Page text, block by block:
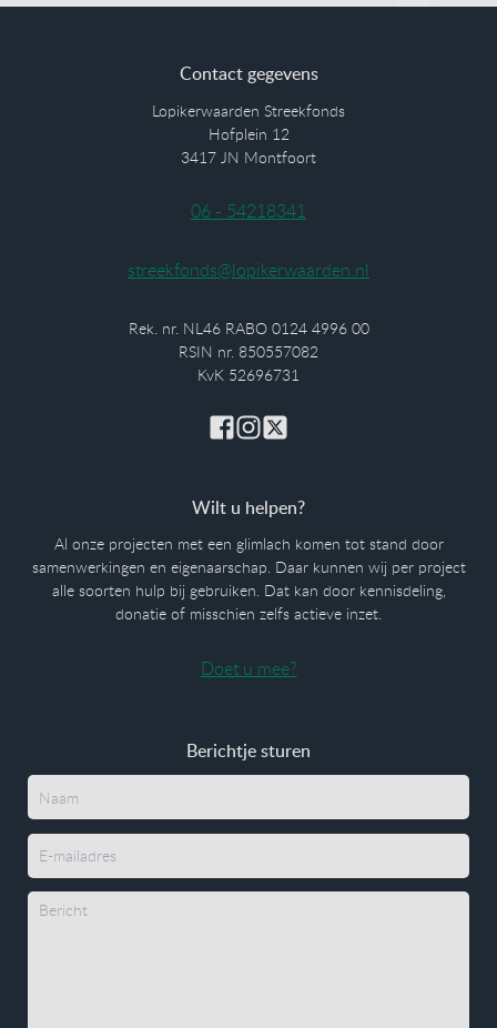
Contact gegevens
Lopikerwaarden Streekfonds
Hofplein 12
3417 JN Montfoort
06 - 54218341
streekfonds@lopikerwaarden.nl
Rek. nr. NL46 RABO 0124 4996 00
RSIN nr. 850557082
KvK 52696731
Berichtje sturen
Wilt u helpen?
Al onze projecten met een glimlach komen tot stand door
samenwerkingen en eigenaarschap. Daar kunnen wij per project
alle soorten hulp bij gebruiken. Dat kan door kennisdeling,
donatie of misschien zelfs actieve inzet.
Doet u mee?